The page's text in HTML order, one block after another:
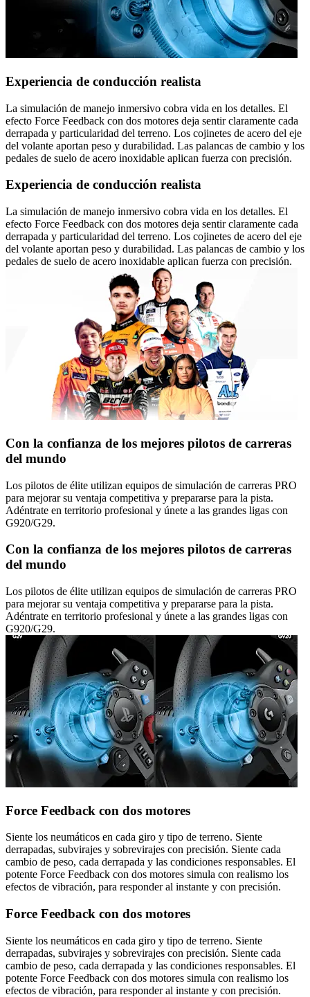
Experiencia de conducción realista
La simulación de manejo inmersivo cobra vida en los detalles. El
efecto Force Feedback con dos motores deja sentir claramente cada
derrapada y particularidad del terreno. Los cojinetes de acero del eje
del volante aportan peso y durabilidad. Las palancas de cambio y los
pedales de suelo de acero inoxidable aplican fuerza con precisión.
Experiencia de conducción realista
La simulación de manejo inmersivo cobra vida en los detalles. El
efecto Force Feedback con dos motores deja sentir claramente cada
derrapada y particularidad del terreno. Los cojinetes de acero del eje
del volante aportan peso y durabilidad. Las palancas de cambio y los
pedales de suelo de acero inoxidable aplican fuerza con precisión.
Con la confianza de los mejores pilotos de carreras
del mundo
Los pilotos de élite utilizan equipos de simulación de carreras PRO
para mejorar su ventaja competitiva y prepararse para la pista.
Adéntrate en territorio profesional y únete a las grandes ligas con
G920/G29.
Con la confianza de los mejores pilotos de carreras
del mundo
Los pilotos de élite utilizan equipos de simulación de carreras PRO
para mejorar su ventaja competitiva y prepararse para la pista.
Adéntrate en territorio profesional y únete a las grandes ligas con
G920/G29.
Force Feedback con dos motores
Siente los neumáticos en cada giro y tipo de terreno. Siente
derrapadas, subvirajes y sobrevirajes con precisión. Siente cada
cambio de peso, cada derrapada y las condiciones responsables. El
potente Force Feedback con dos motores simula con realismo los
efectos de vibración, para responder al instante y con precisión.
Force Feedback con dos motores
Siente los neumáticos en cada giro y tipo de terreno. Siente
derrapadas, subvirajes y sobrevirajes con precisión. Siente cada
cambio de peso, cada derrapada y las condiciones responsables. El
potente Force Feedback con dos motores simula con realismo los
efectos de vibración, para responder al instante y con precisión.